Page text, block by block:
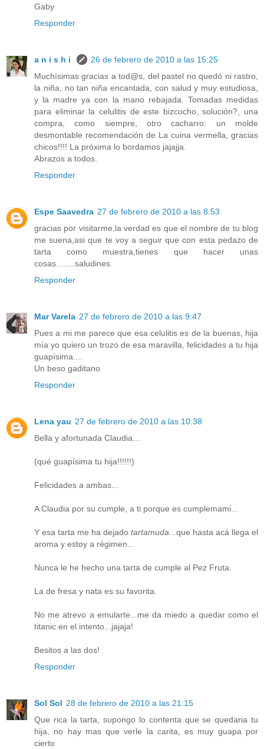
Gaby
Responder
a n i s h i
26 de febrero de 2010 a las 15:25
Muchísimas gracias a tod@s, del pastel no quedó ni rastro,
la niña, no tan niña encantada, con salud y muy estudiosa,
y la madre ya con la mano rebajada. Tomadas medidas
para eliminar la celulitis de este bizcocho, solución?, una
compra, como siempre, otro cacharro: un molde
desmontable recomendación de La cuina vermella, gracias
chicos!!!! La próxima lo bordamos jajajja.
Abrazos a todos.
Responder
Espe Saavedra 27 de febrero de 2010 a las 8:53
gracias por visitarme,la verdad es que el nombre de tu blog
me suena,asi que te voy a seguir que con esta pedazo de
tarta como muestra,tienes que hacer unas
cosas........saludines
Responder
Mar Varela 27 de febrero de 2010 a las 9:47
Pues a mi me parece que esa celulitis es de la buenas, hija
mía yo quiero un trozo de esa maravilla, felicidades a tu hija
guapísima....
Un beso gaditano
Responder
Lena yau 27 de febrero de 2010 a las 10:38
Bella y afortunada Claudia...
(qué guapísima tu hija!!!!!!)
Felicidades a ambas...
A Claudia por su cumple, a ti porque es cumplemami...
Y esa tarta me ha dejado tartamuda ...que hasta acá llega el
aroma y estoy a régimen...
Nunca le he hecho una tarta de cumple al Pez Fruta.
La de fresa y nata es su favorita.
No me atrevo a emularte...me da miedo a quedar como el
titanic en el intento...jajaja!
Besitos a las dos!
Responder
Sol Sol 28 de febrero de 2010 a las 21:15
Que rica la tarta, supongo lo contenta que se quedaria tu
hija, no hay mas que verle la carita, es muy guapa por
cierto